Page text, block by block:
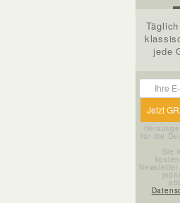
jede
für die
Sie
Newsletter